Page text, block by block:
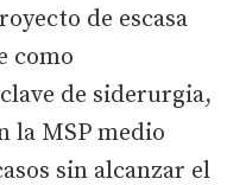
de escasa
como
de siderurgia,
la MSP medio
sin alcanzar el